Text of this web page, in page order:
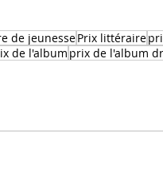
de jeunessePrix littéraire
de l'album prix de l'album